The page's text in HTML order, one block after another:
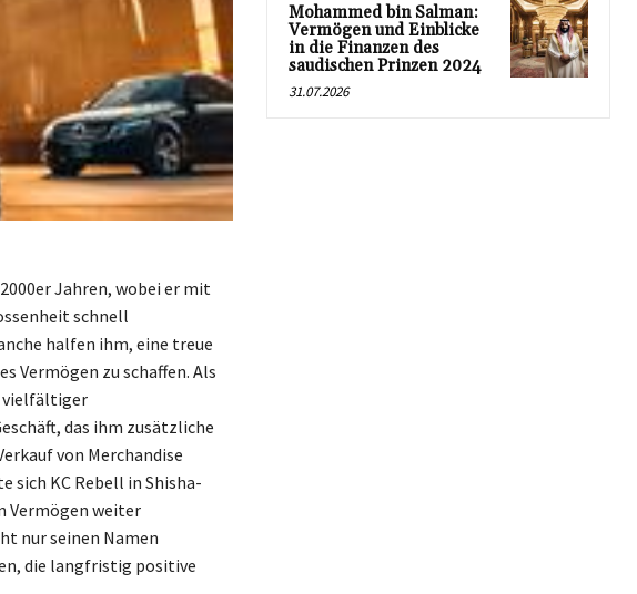
Jahren, wobei er mit
schnell
halfen ihm, eine treue
Vermögen zu schaffen. Als
vielfältiger
das ihm zusätzliche
von Merchandise
sich KC Rebell in Shisha-
Vermögen weiter
nur seinen Namen
die langfristig positive
Mohammed bin Salman:
Vermögen und Einblicke
in die Finanzen des
saudischen Prinzen 2024
31.07.2026